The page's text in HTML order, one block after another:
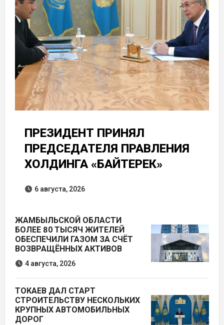
ПРЕЗИДЕНТ ПРИНЯЛ
ПРЕДСЕДАТЕЛЯ ПРАВЛЕНИЯ
ХОЛДИНГА «БАЙТЕРЕК»
6 августа, 2026
ЖАМБЫЛЬСКОЙ ОБЛАСТИ
БОЛЕЕ 80 ТЫСЯЧ ЖИТЕЛЕЙ
ОБЕСПЕЧИЛИ ГАЗОМ ЗА СЧЁТ
ВОЗВРАЩЁННЫХ АКТИВОВ
4 августа, 2026
ТОКАЕВ ДАЛ СТАРТ
СТРОИТЕЛЬСТВУ НЕСКОЛЬКИХ
КРУПНЫХ АВТОМОБИЛЬНЫХ
ДОРОГ